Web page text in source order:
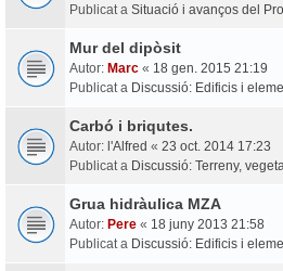
Publicat a Situació i avanços del
Mur del dipòsit
Autor: Marc « 18 gen. 2015 21:19
Publicat a Discussió: Edificis i
Carbó i briqutes.
Autor: l'Alfred « 23 oct. 2014 17:23
Publicat a Discussió: Terreny,
Grua hidràulica MZA
Autor: Pere « 18 juny 2013 21:58
Publicat a Discussió: Edificis i